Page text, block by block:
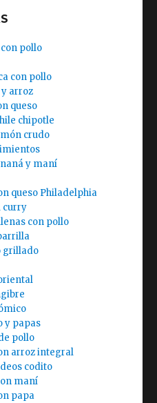
pollo
con pollo
arroz
queso
chipotle
crudo
y maní
queso Philadelphia
curry
con pollo
grillado
y papas
pollo
arroz integral
codito
maní
papa